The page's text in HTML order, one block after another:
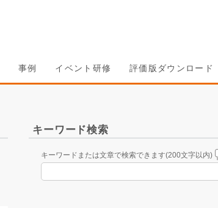
事例 イベント研修 評価版ダウンロード
キーワード検索
キーワードまたは文章で検索できます(200文字以内)